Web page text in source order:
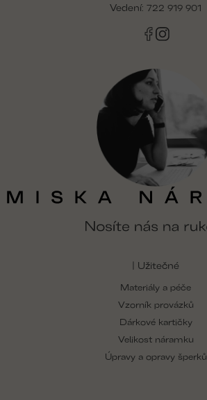
Vedení: 722 919 901
| Užitečné
Materiály a péče
Vzorník provázků
Dárkové kartičky
Velikost náramku
Úpravy a opravy šperků